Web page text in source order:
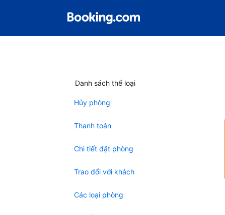
Danh sách thể loại
Hủy phòng
Thanh toán
Chi tiết đặt phòng
Trao đổi với khách
Các loại phòng